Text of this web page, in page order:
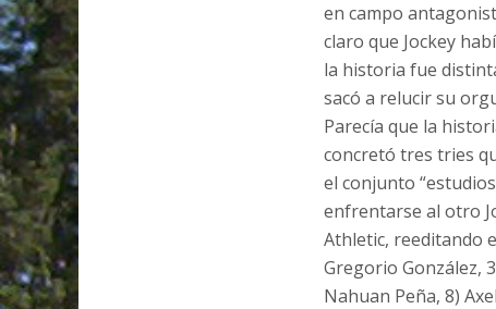
en campo
claro que Jockey
la historia fue
sacó a relucir su
Parecía que la
concretó tres tries
el conjunto
enfrentarse al otro
Athletic, reeditando
Gregorio González,
Nahuan Peña, 8)